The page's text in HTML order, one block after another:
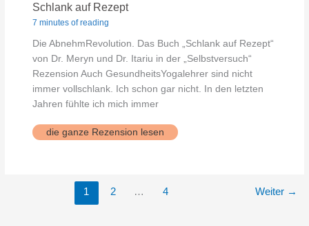
Schlank auf Rezept
7 minutes of reading
Die AbnehmRevolution. Das Buch „Schlank auf Rezept“
von Dr. Meryn und Dr. Itariu in der „Selbstversuch“
Rezension Auch GesundheitsYogalehrer sind nicht
immer vollschlank. Ich schon gar nicht. In den letzten
Jahren fühlte ich mich immer
Schlank
auf
die ganze Rezension lesen
1 2 … 4 Weiter →